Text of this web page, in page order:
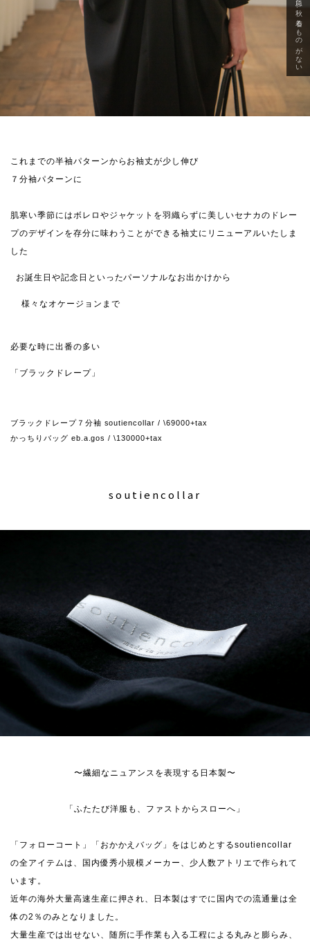
これまでの半袖パターンからお袖丈が少し伸び
７分袖パターンに
肌寒い季節にはボレロやジャケットを羽織らずに美しいセナカのドレー
プのデザインを存分に味わうことができる袖丈にリニューアルいたしま
した
お誕生日や記念日といったパーソナルなお出かけから
様々なオケージョンまで
必要な時に出番の多い
「ブラックドレープ」
ブラックドレープ７分袖 soutiencollar / \69000+tax
かっちりバッグ eb.a.gos / \130000+tax
soutiencollar
〜繊細なニュアンスを表現する日本製〜
「ふたたび洋服も、ファストからスローへ」
「フォローコート」「おかかえバッグ」をはじめとするsoutiencollar
の全アイテムは、国内優秀小規模メーカー、少人数アトリエで作られて
います。
近年の海外大量高速生産に押され、日本製はすでに国内での流通量は全
体の2％のみとなりました。
大量生産では出せない、随所に手作業も入る工程による丸みと膨らみ、
急に秋、着るものがない